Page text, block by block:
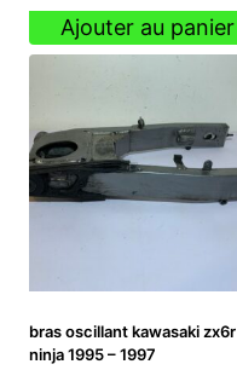
Ajouter au panier
bras oscillant kawasaki zx6r
ninja 1995 – 1997